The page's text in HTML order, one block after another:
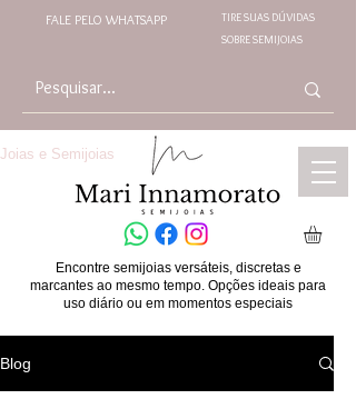
FALE PELO WHATSAPP
TIRE SUAS DÚVIDAS
SOBRE SEMIJOIAS
Joias e Semijoias
Encontre semijoias versáteis, discretas e
marcantes ao mesmo tempo. Opções ideais para
uso diário ou em momentos especiais
Blog